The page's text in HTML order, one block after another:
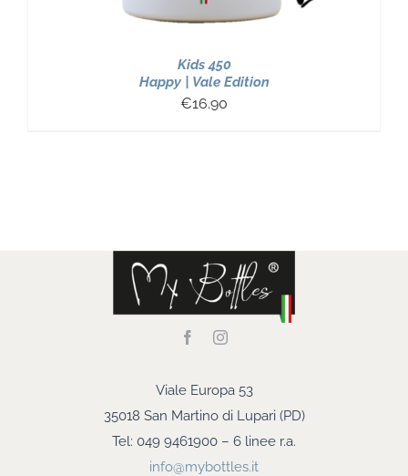
Kids 450
Happy | Vale Edition
€16.90
Viale Europa 53
35018 San Martino di Lupari (PD)
Tel: 049 9461900 – 6 linee r.a.
info@mybottles.it